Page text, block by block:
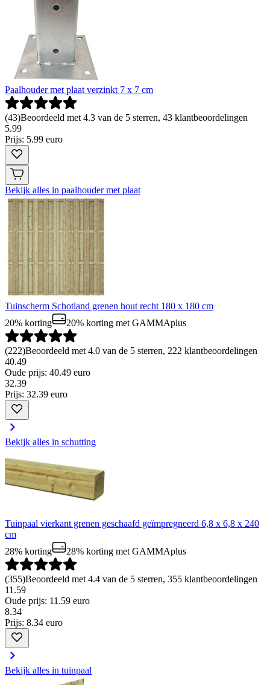
Paalhouder met plaat verzinkt 7 x 7 cm
(43)Beoordeeld met 4.3 van de 5 sterren, 43 klantbeoordelingen
5.99
Prijs: 5.99 euro
Bekijk alles in paalhouder met plaat
Tuinscherm Schotland grenen hout recht 180 x 180 cm
20% korting
20% korting met GAMMAplus
(222)Beoordeeld met 4.0 van de 5 sterren, 222 klantbeoordelingen
40.49
Oude prijs: 40.49 euro
32.39
Prijs: 32.39 euro
Bekijk alles in schutting
Tuinpaal vierkant grenen geschaafd geïmpregneerd 6,8 x 6,8 x 240
cm
28% korting
28% korting met GAMMAplus
(355)Beoordeeld met 4.4 van de 5 sterren, 355 klantbeoordelingen
11.59
Oude prijs: 11.59 euro
8.34
Prijs: 8.34 euro
Bekijk alles in tuinpaal